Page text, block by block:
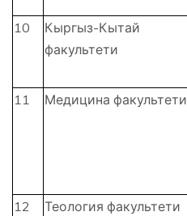
10
Кыргыз-Кытай
факультети
11 Медицина факультети
12 Теология факультети